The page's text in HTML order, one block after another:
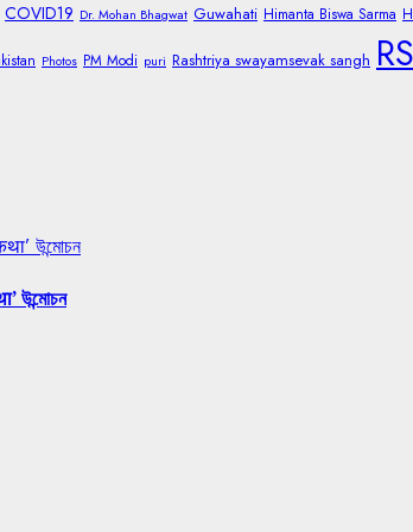
COVID19 Dr. Mohan Bhagwat Guwahati Himanta Biswa Sarma
Photos PM Modi puri Rashtriya swayamsevak sangh
উন্মোচন
উন্মোচন